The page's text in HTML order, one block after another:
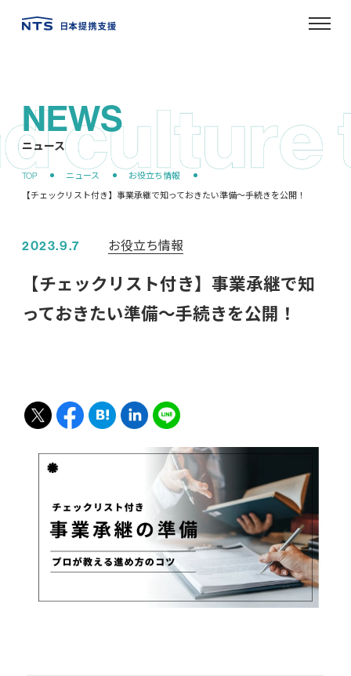
NEWS
ニュース
2023.9.7 お役立ち情報
【チェックリスト付き】事業承継で知
っておきたい準備〜手続きを公開！